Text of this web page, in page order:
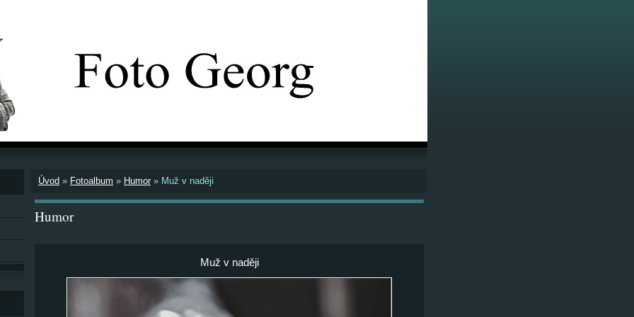
Úvod » Fotoalbum » Humor » Muž v naději
Humor
Muž v naději